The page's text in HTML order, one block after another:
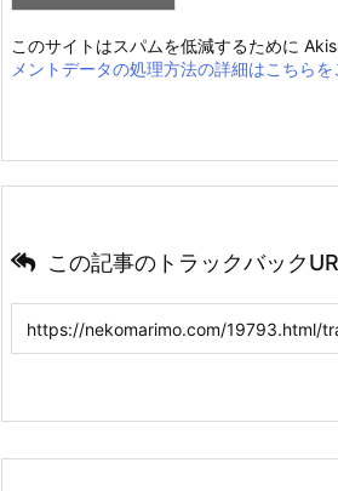
このサイトはスパムを低減するために
メントデータの処理方法の詳細はこちら
この記事のトラックバック